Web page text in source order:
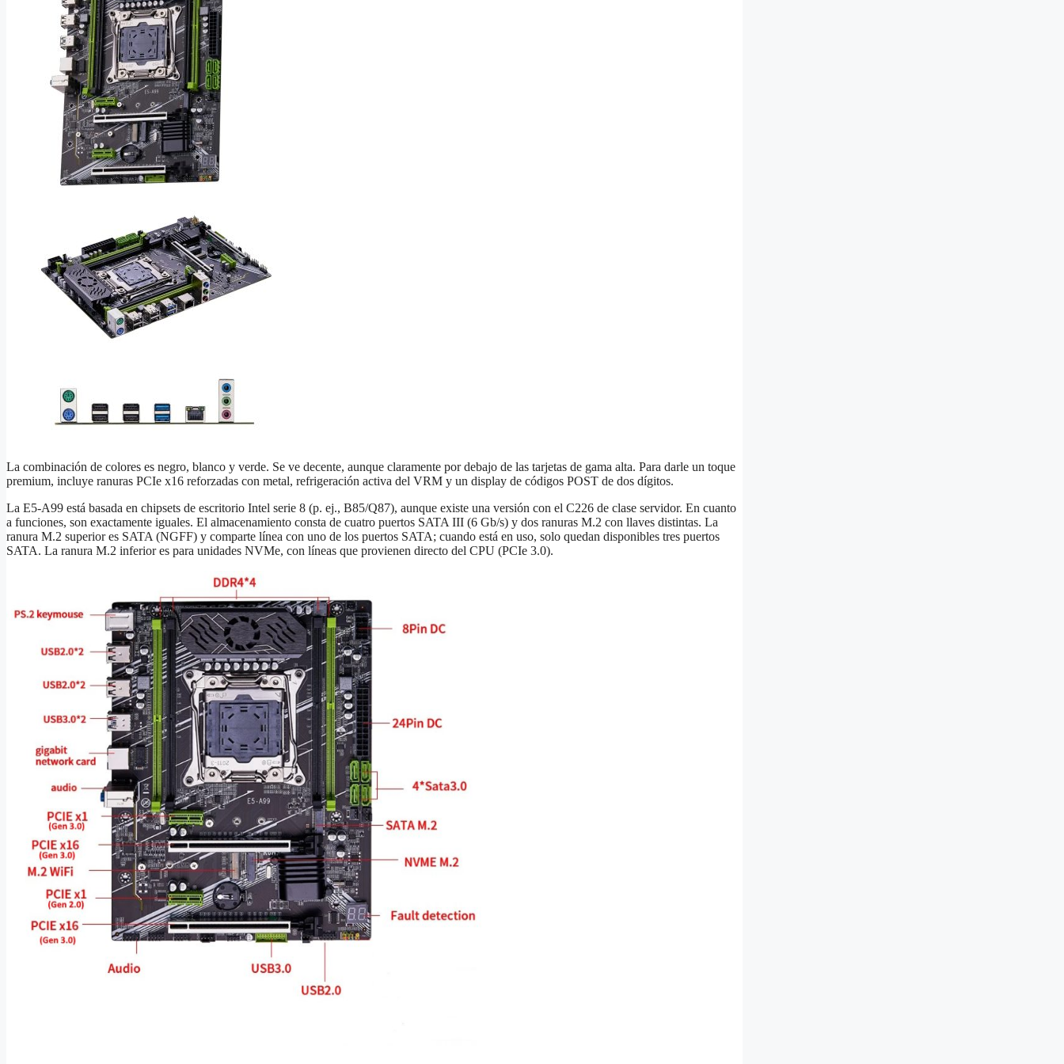
La combinación de colores es negro, blanco y verde. Se ve decente, aunque claramente por debajo de las tarjetas de gama alta. Para darle un toque
premium, incluye ranuras PCIe x16 reforzadas con metal, refrigeración activa del VRM y un display de códigos POST de dos dígitos.
La E5‑A99 está basada en chipsets de escritorio Intel serie 8 (p. ej., B85/Q87), aunque existe una versión con el C226 de clase servidor. En cuanto
a funciones, son exactamente iguales. El almacenamiento consta de cuatro puertos SATA III (6 Gb/s) y dos ranuras M.2 con llaves distintas. La
ranura M.2 superior es SATA (NGFF) y comparte línea con uno de los puertos SATA; cuando está en uso, solo quedan disponibles tres puertos
SATA. La ranura M.2 inferior es para unidades NVMe, con líneas que provienen directo del CPU (PCIe 3.0).